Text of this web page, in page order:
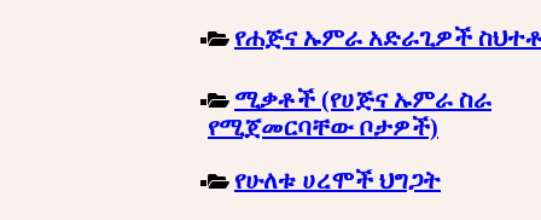
የሐጅና ኡምራ አድራጊዎች
ሚቃቶች (የሀጅና ኡምራ ስራ
የሚጀመርባቸው ቦታዎች)
የሁለቱ ሀረሞች ህግጋት